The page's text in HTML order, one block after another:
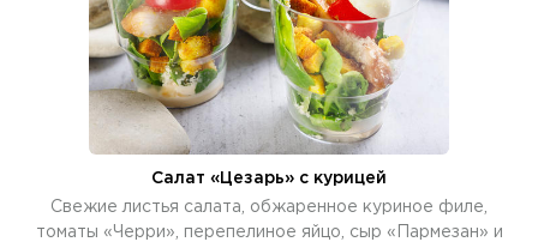
Салат «Цезарь» с курицей
Свежие листья салата, обжаренное куриное филе,
томаты «Черри», перепелиное яйцо, сыр «Пармезан» и